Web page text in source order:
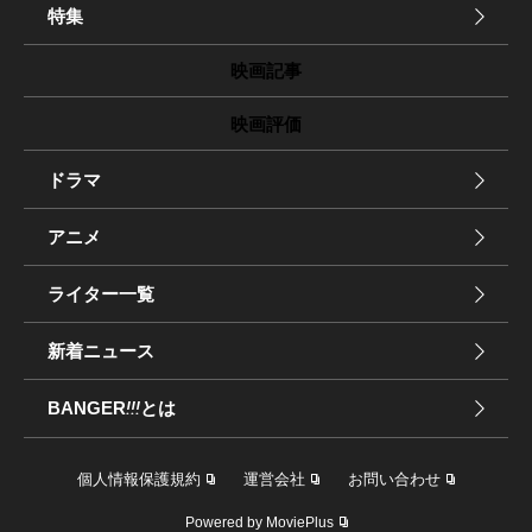
特集
映画記事
映画評価
ドラマ
アニメ
ライター一覧
新着ニュース
BANGER!!!とは
個人情報保護規約 運営会社 お問い合わせ
Powered by MoviePlus